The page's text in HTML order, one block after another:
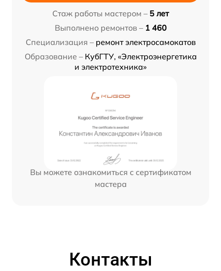
Стаж работы мастером – 5 лет
Выполнено ремонтов – 1 460
Специализация – ремонт электросамокатов
Образование – КубГТУ, «Электроэнергетика
и электротехника»
Вы можете ознакомиться с сертификатом
мастера
Контакты